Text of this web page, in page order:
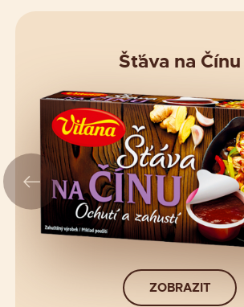
Šťáva na Čínu
ZOBRAZIT